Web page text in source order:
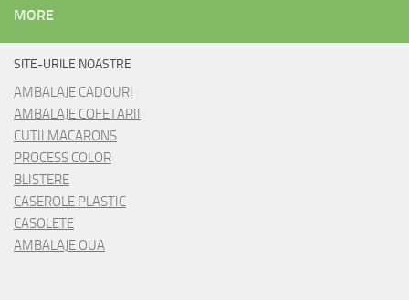
MORE
SITE-URILE NOASTRE
AMBALAJE CADOURI
AMBALAJE COFETARII
CUTII MACARONS
PROCESS COLOR
BLISTERE
CASEROLE PLASTIC
CASOLETE
AMBALAJE OUA